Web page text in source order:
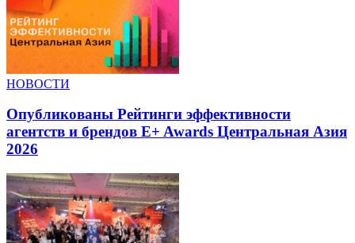
НОВОСТИ
Опубликованы Рейтинги эффективности
агентств и брендов E+ Awards Центральная Азия
2026